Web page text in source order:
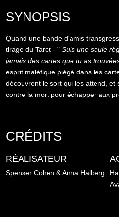
SYNOPSIS
Quand une bande d'amis
tirage du Tarot - " Suis une seule
jamais des cartes que tu as
esprit maléfique piégé dans les
découvrent le sort qui les attend, et
contre la mort pour échapper aux
CRÉDITS
RÉALISATEUR
Spenser Cohen & Anna Halberg